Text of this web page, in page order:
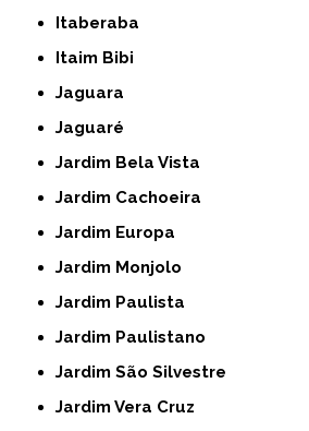
Itaberaba
Itaim Bibi
Jaguara
Jaguaré
Jardim Bela Vista
Jardim Cachoeira
Jardim Europa
Jardim Monjolo
Jardim Paulista
Jardim Paulistano
Jardim São Silvestre
Jardim Vera Cruz